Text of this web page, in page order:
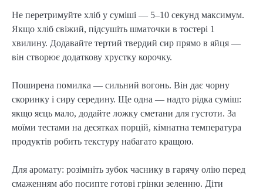
Не перетримуйте хліб у суміші — 5–10 секунд максимум.
Якщо хліб свіжий, підсушіть шматочки в тостері 1
хвилину. Додавайте тертий твердий сир прямо в яйця —
він створює додаткову хрустку корочку.
Поширена помилка — сильний вогонь. Він дає чорну
скоринку і сиру середину. Ще одна — надто рідка суміш:
якщо яєць мало, додайте ложку сметани для густоти. За
моїми тестами на десятках порцій, кімнатна температура
продуктів робить текстуру набагато кращою.
Для аромату: розімніть зубок часнику в гарячу олію перед
смаженням або посипте готові грінки зеленню. Діти